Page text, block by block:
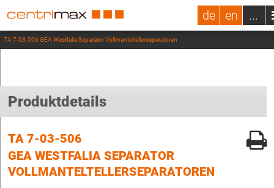
de en ...
TA 7-03-506 GEA Westfalia Separator Vollmanteltellerseparatoren
Produktdetails
TA 7-03-506
GEA WESTFALIA SEPARATOR
VOLLMANTELTELLERSEPARATOREN